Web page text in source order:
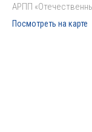
АРПП
Посмотреть на карте